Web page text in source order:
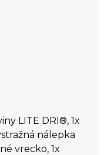
LITE DRI®, 1x
nálepka
vrecko, 1x